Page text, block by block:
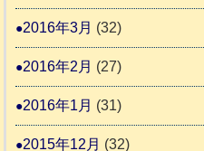
2016年3月 (32)
2016年2月 (27)
2016年1月 (31)
2015年12月 (32)